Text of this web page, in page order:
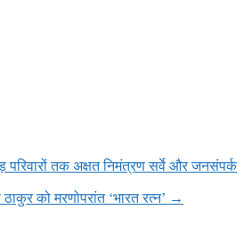
परिवारों तक अक्षत निमंत्रण सर्वे और जनसंपर्क
को मरणोपरांत ‘भारत रत्न’ →